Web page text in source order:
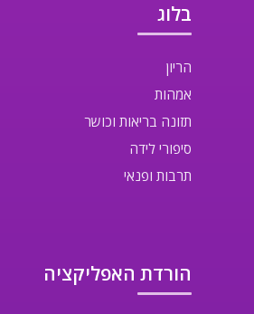
בלוג
הריון
אמהות
תזונה בריאות וכושר
סיפורי לידה
תרבות ופנאי
הורדת האפליקציה